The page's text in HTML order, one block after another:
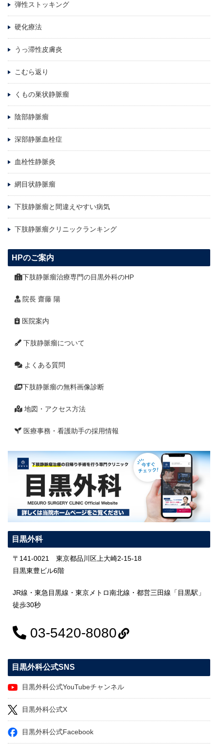
弾性ストッキング
硬化療法
うっ滞性皮膚炎
こむら返り
くもの巣状静脈瘤
陰部静脈瘤
深部静脈血栓症
血栓性静脈炎
網目状静脈瘤
下肢静脈瘤と間違えやすい病気
下肢静脈瘤クリニックランキング
HPのご案内
下肢静脈瘤治療専門の目黒外科のHP
院長 齋藤 陽
医院案内
下肢静脈瘤について
よくある質問
下肢静脈瘤の無料画像診断
地図・アクセス方法
医療事務・看護助手の採用情報
目黒外科
〒141-0021 東京都品川区上大崎2-15-18
目黒東豊ビル6階
JR線・東急目黒線・東京メトロ南北線・都営三田線「目黒駅」
徒歩30秒
03-5420-8080
目黒外科公式SNS
目黒外科公式YouTubeチャンネル
目黒外科公式X
目黒外科公式Facebook